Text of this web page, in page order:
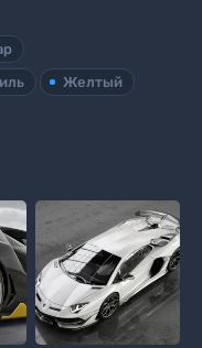
Желтый